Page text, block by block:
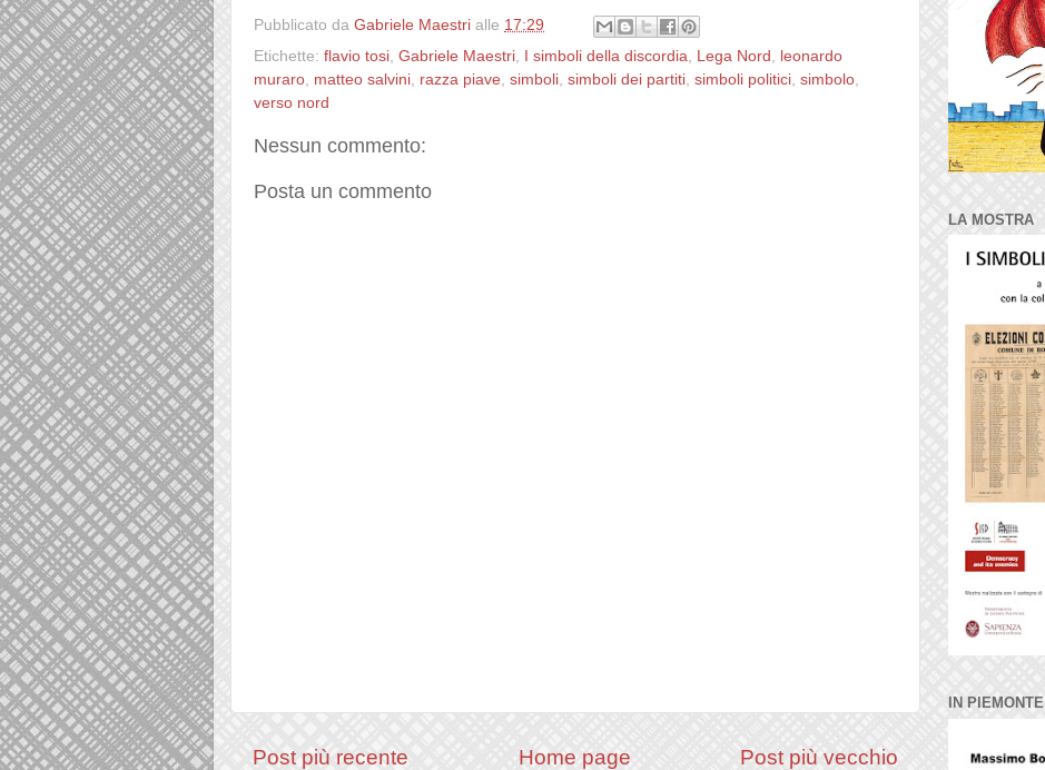
Pubblicato da Gabriele Maestri alle 17:29
Etichette: flavio tosi Gabriele Maestri I simboli della discordia Lega Nord
leonardo
muraro matteo salvini razza piave simboli simboli dei partiti simboli politici simbolo
verso nord
Nessun commento:
Posta un commento
Post più recente Post più vecchio
Home page
LA MOSTRA
IN